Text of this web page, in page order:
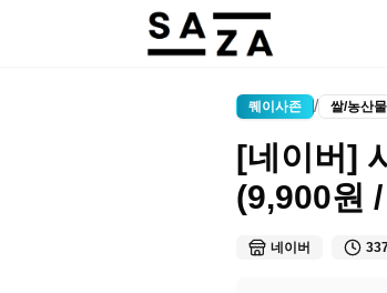
퀘이사존 / 쌀/농산물
[네이버]
(9,900원
네이버